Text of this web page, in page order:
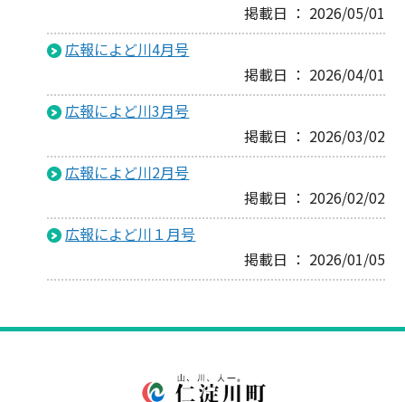
掲載日 ： 2026/05/01
広報によど川4月号
掲載日 ： 2026/04/01
広報によど川3月号
掲載日 ： 2026/03/02
広報によど川2月号
掲載日 ： 2026/02/02
広報によど川１月号
掲載日 ： 2026/01/05